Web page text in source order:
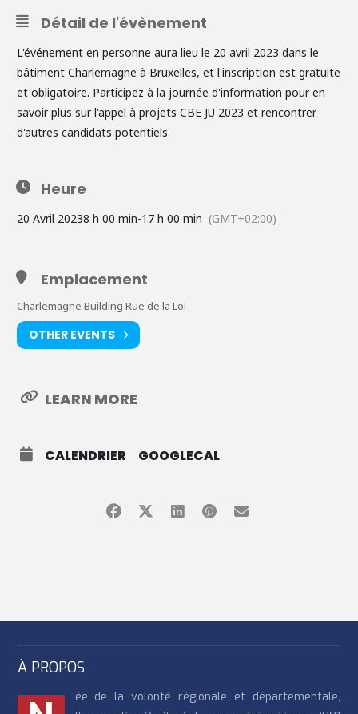
Détail de l'évènement
L'événement en personne aura lieu le 20 avril 2023 dans le
bâtiment Charlemagne à Bruxelles, et l'inscription est gratuite
et obligatoire. Participez à la journée d'information pour en
savoir plus sur l'appel à projets CBE JU 2023 et rencontrer
d'autres candidats potentiels.
Heure
20 Avril 20238 h 00 min-17 h 00 min (GMT+02:00)
Emplacement
Charlemagne Building Rue de la Loi
OTHER EVENTS
LEARN MORE
CALENDRIER GOOGLECAL
À PROPOS
ée de la volonté régionale et départementale,